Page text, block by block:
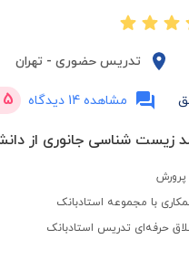
تدریس حضوری - تهران
مشاهده 14 دیدگاه 5
با مجموعه استادبانک
حرفه‌ای تدریس استادبانک